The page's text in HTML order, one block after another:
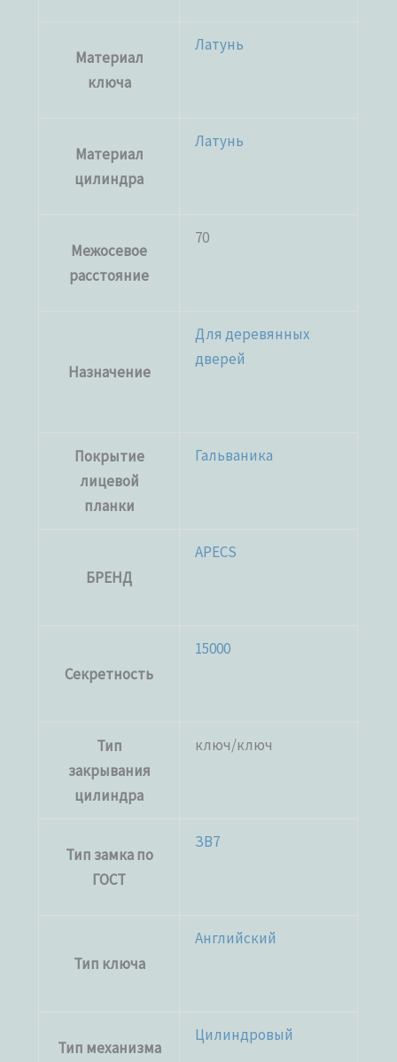
Материал
ключа
Латунь
Материал
цилиндра
Латунь
Межосевое
расстояние
70
Назначение
Для деревянных
дверей
Покрытие
лицевой
планки
Гальваника
БРЕНД
APECS
Секретность
15000
Тип
закрывания
цилиндра
ключ/ключ
Тип замка по
ГОСТ
ЗВ7
Тип ключа
Английский
Тип механизма
Цилиндровый